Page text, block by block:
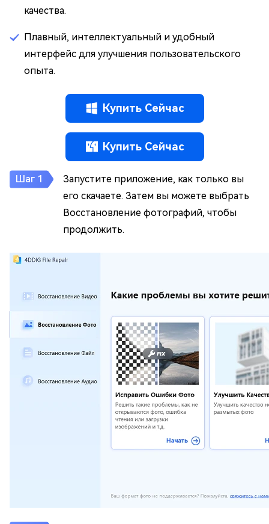
качества.
Плавный, интеллектуальный и удобный
интерфейс для улучшения пользовательского
опыта.
Купить Сейчас
Купить Сейчас
Запустите приложение, как только вы
его скачаете. Затем вы можете выбрать
Восстановление фотографий, чтобы
продолжить.